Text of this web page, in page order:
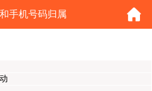
手机号码归属